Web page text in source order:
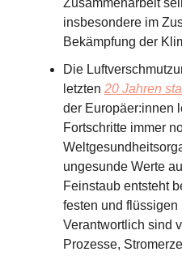
Zusammenarbeit
insbesondere im
Bekämpfung der
Die
letzten 20 Jahren
der Europäer:innen
Fortschritte immer
ungesunde Werte
Feinstaub entsteht
festen und flüssigen
Verantwortlich sind
Prozesse,